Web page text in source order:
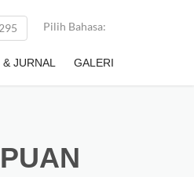
Pilih Bahasa:
JURNAL GALERI